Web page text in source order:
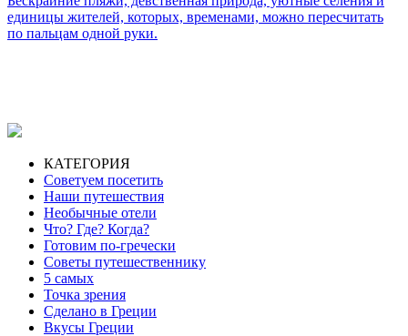
единицы жителей, которых, временами, можно пересчитать
по пальцам одной руки.
КАТЕГОРИЯ
Советуем посетить
Наши путешествия
Необычные отели
Что? Где? Когда?
Готовим по-гречески
Советы путешественнику
5 самых
Точка зрения
Сделано в Греции
Вкусы Греции